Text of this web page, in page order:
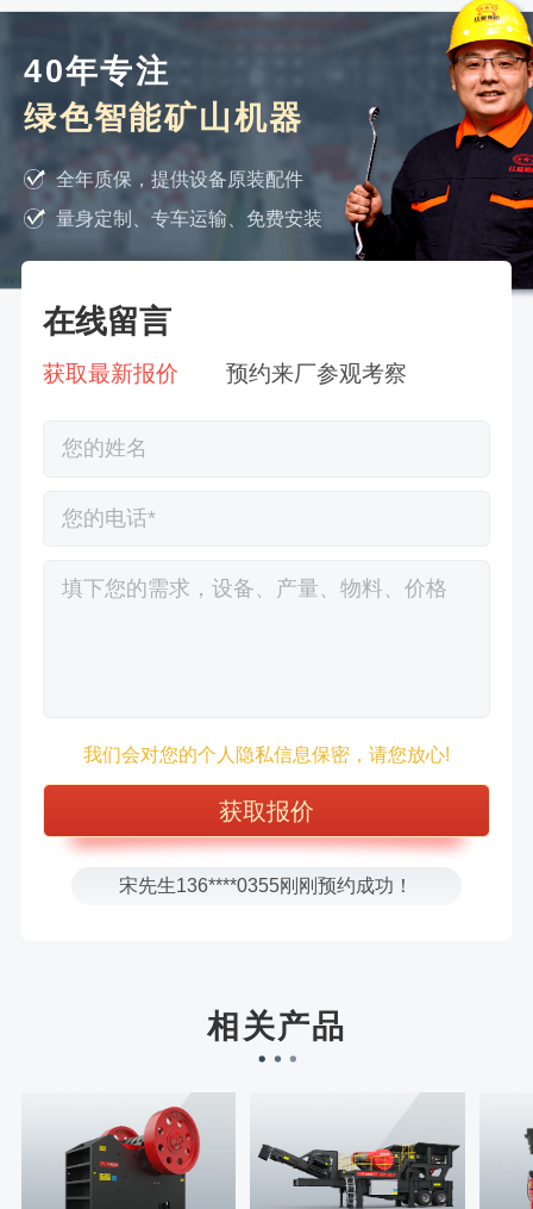
40年专注
绿色智能矿山机器
全年质保，提供设备原装配件
量身定制、专车运输、免费安装
在线留言
获取最新报价 预约来厂参观考察
我们会对您的个人隐私信息保密，请您放心!
樊先生155****3710刚刚预约成功！
宋先生136****0355刚刚预约成功！
刘先生158****2719刚刚预约成功！
相关产品